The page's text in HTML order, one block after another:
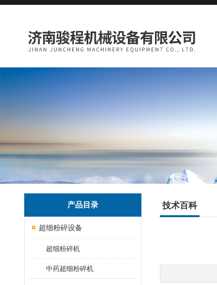
产品目录
超细粉碎设备
超细粉碎机
中药超细粉碎机
技术百科